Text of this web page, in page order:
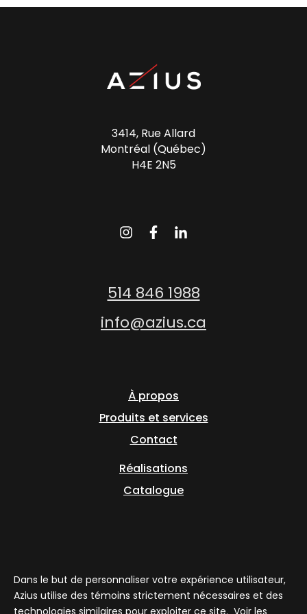
3414, Rue Allard
Montréal (Québec)
H4E 2N5
514 846 1988
info@azius.ca
À propos
Produits et services
Contact
Réalisations
Catalogue
Dans le but de personnaliser votre expérience utilisateur,
Azius utilise des témoins strictement nécessaires et des
technologies similaires pour exploiter ce site. Voir les